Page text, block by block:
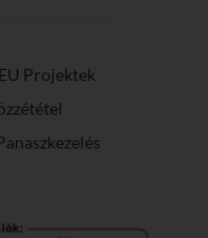
EU Projektek